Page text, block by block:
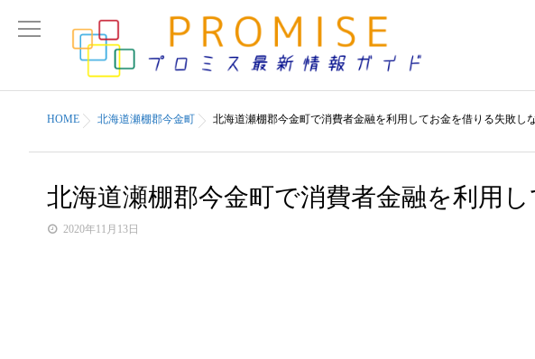
HOME 北海道瀬棚郡今金町 北海道瀬棚郡今金町で消費者金融を利用してお金を借りる失敗し
北海道瀬棚郡今金町で消費者金融を利用
2020年11月13日